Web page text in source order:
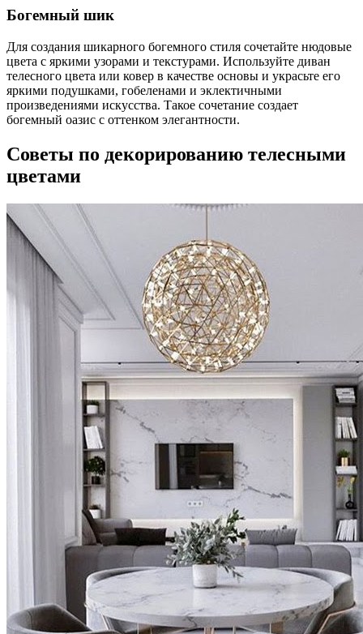
Богемный шик
Для создания шикарного богемного стиля сочетайте нюдовые
цвета с яркими узорами и текстурами. Используйте диван
телесного цвета или ковер в качестве основы и украсьте его
яркими подушками, гобеленами и эклектичными
произведениями искусства. Такое сочетание создает
богемный оазис с оттенком элегантности.
Советы по декорированию телесными
цветами